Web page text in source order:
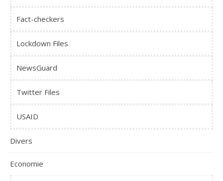
Fact-checkers
Lockdown Files
NewsGuard
Twitter Files
USAID
Divers
Economie